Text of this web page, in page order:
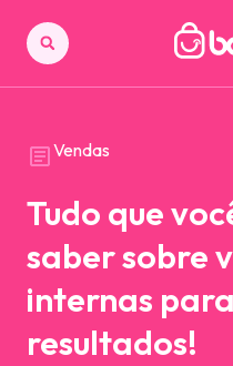
Vendas
Tudo que
saber sobre
internas
resultados!